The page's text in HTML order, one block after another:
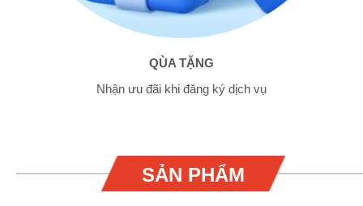
QÙA TẶNG
Nhận ưu đãi khi đăng ký dịch vụ
SẢN PHẨM